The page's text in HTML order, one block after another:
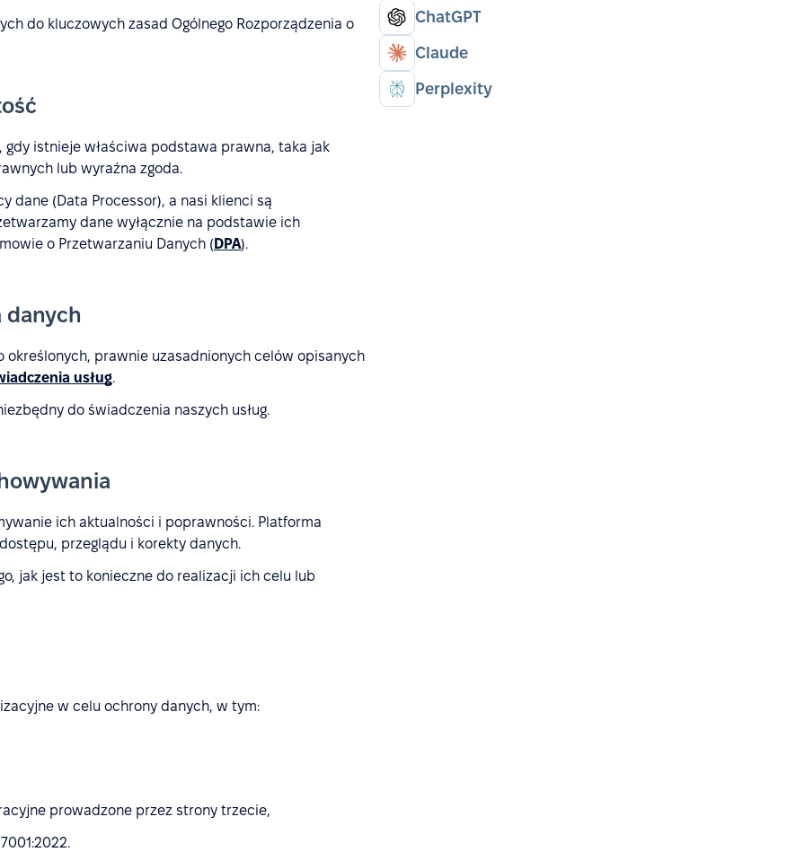
do kluczowych zasad Ogólnego Rozporządzenia o
istnieje właściwa podstawa prawna, taka jak
lub wyraźna zgoda.
dane (Data Processor), a nasi klienci są
dane wyłącznie na podstawie ich
o Przetwarzaniu Danych ( DPA).
danych
prawnie uzasadnionych celów opisanych
usług.
do świadczenia naszych usług.
ich aktualności i poprawności. Platforma
przeglądu i korekty danych.
jak jest to konieczne do realizacji ich celu lub
w celu ochrony danych, w tym:
prowadzone przez strony trzecie,
ChatGPT
Claude
Perplexity